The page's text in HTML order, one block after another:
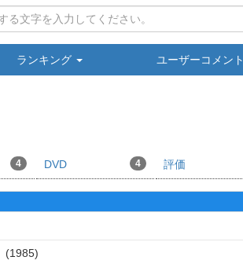
ランキング ユーザーコメント
4 DVD 4 評価
1985